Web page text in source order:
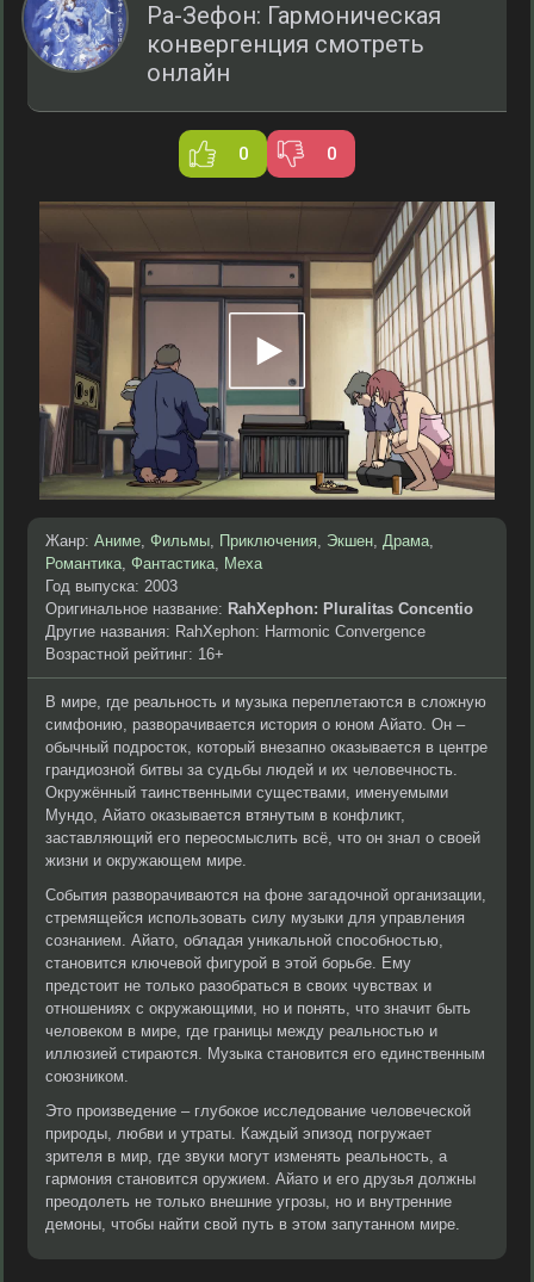
Ра-Зефон: Гармоническая
конвергенция смотреть
онлайн
0 0
Жанр: Аниме, Фильмы, Приключения, Экшен, Драма,
Романтика, Фантастика, Меха
Год выпуска: 2003
Оригинальное название: RahXephon: Pluralitas Concentio
Другие названия: RahXephon: Harmonic Convergence
Возрастной рейтинг: 16+
В мире, где реальность и музыка переплетаются в сложную
симфонию, разворачивается история о юном Айато. Он –
обычный подросток, который внезапно оказывается в центре
грандиозной битвы за судьбы людей и их человечность.
Окружённый таинственными существами, именуемыми
Мундо, Айато оказывается втянутым в конфликт,
заставляющий его переосмыслить всё, что он знал о своей
жизни и окружающем мире.
События разворачиваются на фоне загадочной организации,
стремящейся использовать силу музыки для управления
сознанием. Айато, обладая уникальной способностью,
становится ключевой фигурой в этой борьбе. Ему
предстоит не только разобраться в своих чувствах и
отношениях с окружающими, но и понять, что значит быть
человеком в мире, где границы между реальностью и
иллюзией стираются. Музыка становится его единственным
союзником.
Это произведение – глубокое исследование человеческой
природы, любви и утраты. Каждый эпизод погружает
зрителя в мир, где звуки могут изменять реальность, а
гармония становится оружием. Айато и его друзья должны
преодолеть не только внешние угрозы, но и внутренние
демоны, чтобы найти свой путь в этом запутанном мире.